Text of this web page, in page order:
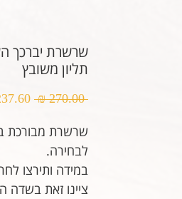
שרשרת יברכך
תליון משובץ
‏270.00 ‏₪
מחיר
שרשרת מבורכת
לבחירה.
במידה ותירצו
ציינו זאת בשדה